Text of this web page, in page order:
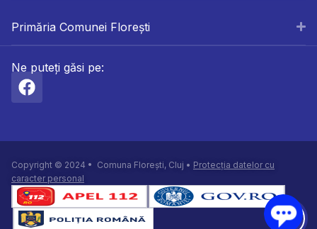
Primăria Comunei Florești
Ne puteți găsi pe:
Copyright © 2024 • Comuna Florești, Cluj • Protecția datelor cu
caracter personal